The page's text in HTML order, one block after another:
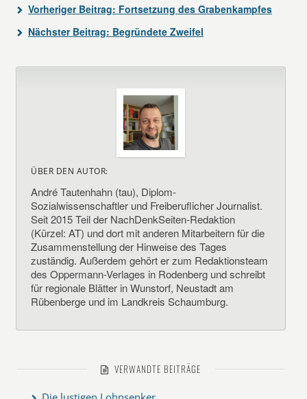
Vorheriger Beitrag: Fortsetzung des Grabenkampfes
Nächster Beitrag: Begründete Zweifel
ÜBER DEN AUTOR:
André Tautenhahn (tau), Diplom-
Sozialwissenschaftler und Freiberuflicher Journalist.
Seit 2015 Teil der NachDenkSeiten-Redaktion
(Kürzel: AT) und dort mit anderen Mitarbeitern für die
Zusammenstellung der Hinweise des Tages
zuständig. Außerdem gehört er zum Redaktionsteam
des Oppermann-Verlages in Rodenberg und schreibt
für regionale Blätter in Wunstorf, Neustadt am
Rübenberge und im Landkreis Schaumburg.
VERWANDTE BEITRÄGE